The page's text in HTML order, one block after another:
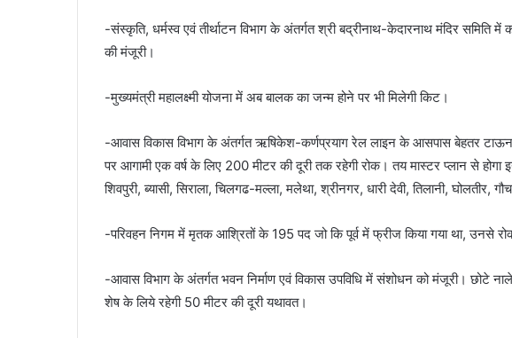
-संस्कृति, धर्मस्व एवं तीर्थाटन विभाग के अंतर्गत श्री बद्रीनाथ-केदारनाथ मंदिर समिति में
की मंजूरी।
-मुख्यमंत्री महालक्ष्मी योजना में अब बालक का जन्म होने पर भी मिलेगी किट।
-आवास विकास विभाग के अंतर्गत ऋषिकेश-कर्णप्रयाग रेल लाइन के आसपास बेहतर टाऊन
पर आगामी एक वर्ष के लिए 200 मीटर की दूरी तक रहेगी रोक। तय मास्टर प्लान से होगा
शिवपुरी, ब्यासी, सिराला, चिलगढ-मल्ला, मलेथा, श्रीनगर, धारी देवी, तिलानी, घोलतीर,
-परिवहन निगम में मृतक आश्रितों के 195 पद जो कि पूर्व में फ्रीज किया गया था, उनसे
-आवास विभाग के अंतर्गत भवन निर्माण एवं विकास उपविधि में संशोधन को मंजूरी। छोटे
शेष के लिये रहेगी 50 मीटर की दूरी यथावत।